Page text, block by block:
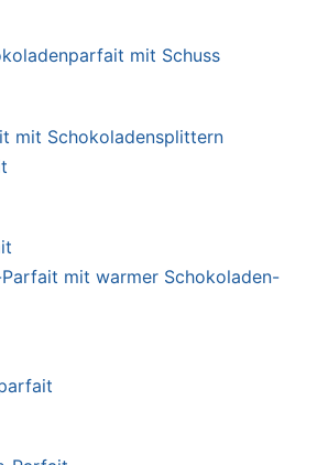
mit Schuss
mit Schokoladensplittern
mit warmer Schokoladen-